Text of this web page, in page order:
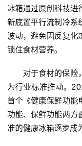
冰箱通过原创科技进
新底置平行流制冷系
波动，避免因反复化
锁住食材营养。
对于食材的保险
为行业标准推动。
首个《健康保鲜功能
功能、保鲜功能两方
准的健康冰箱逐步成